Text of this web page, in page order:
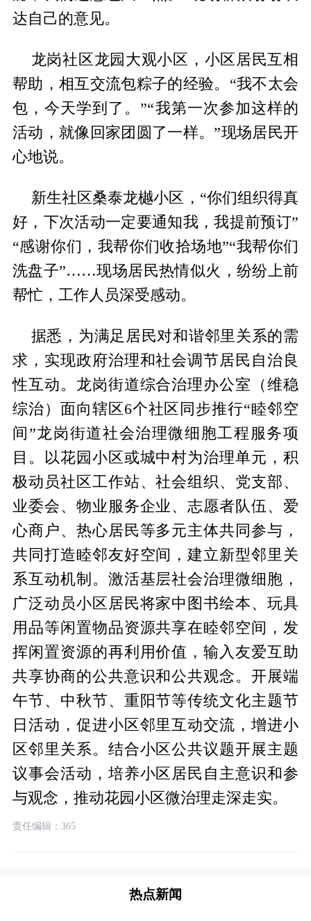
达自己的意见。
龙岗社区龙园大观小区，小区居民互相
帮助，相互交流包粽子的经验。“我不太会
包，今天学到了。”“我第一次参加这样的
活动，就像回家团圆了一样。”现场居民开
心地说。
新生社区桑泰龙樾小区，“你们组织得真
好，下次活动一定要通知我，我提前预订”
“感谢你们，我帮你们收拾场地”“我帮你们
洗盘子”……现场居民热情似火，纷纷上前
帮忙，工作人员深受感动。
据悉，为满足居民对和谐邻里关系的需
求，实现政府治理和社会调节居民自治良
性互动。龙岗街道综合治理办公室（维稳
综治）面向辖区6个社区同步推行“睦邻空
间”龙岗街道社会治理微细胞工程服务项
目。以花园小区或城中村为治理单元，积
极动员社区工作站、社会组织、党支部、
业委会、物业服务企业、志愿者队伍、爱
心商户、热心居民等多元主体共同参与，
共同打造睦邻友好空间，建立新型邻里关
系互动机制。激活基层社会治理微细胞，
广泛动员小区居民将家中图书绘本、玩具
用品等闲置物品资源共享在睦邻空间，发
挥闲置资源的再利用价值，输入友爱互助
共享协商的公共意识和公共观念。开展端
午节、中秋节、重阳节等传统文化主题节
日活动，促进小区邻里互动交流，增进小
区邻里关系。结合小区公共议题开展主题
议事会活动，培养小区居民自主意识和参
与观念，推动花园小区微治理走深走实。
责任编辑：365
热点新闻